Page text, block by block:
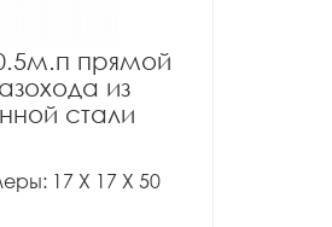
прямой
из
стали
17 X 17 X 50